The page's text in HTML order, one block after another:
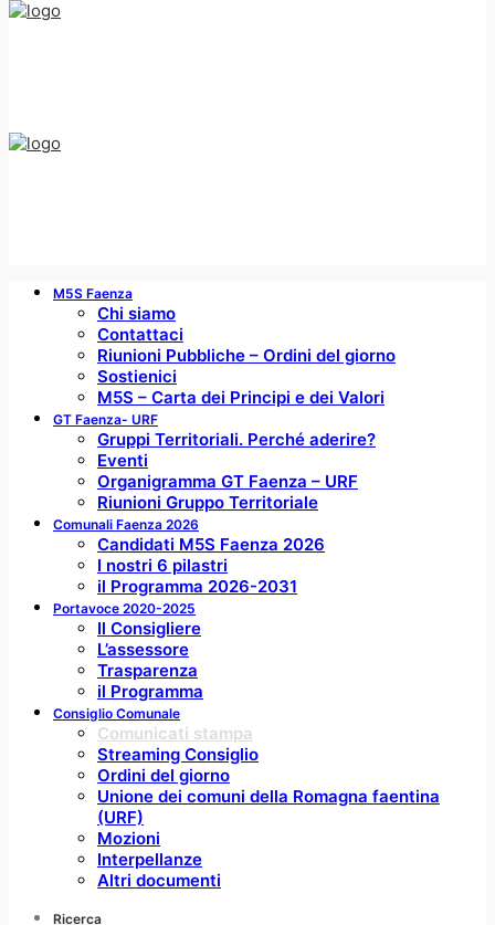
M5S Faenza
Chi siamo
Contattaci
Riunioni Pubbliche – Ordini del giorno
Sostienici
M5S – Carta dei Principi e dei Valori
GT Faenza- URF
Gruppi Territoriali. Perché aderire?
Eventi
Organigramma GT Faenza – URF
Riunioni Gruppo Territoriale
Comunali Faenza 2026
Candidati M5S Faenza 2026
I nostri 6 pilastri
il Programma 2026-2031
Portavoce 2020-2025
Il Consigliere
L’assessore
Trasparenza
il Programma
Consiglio Comunale
Comunicati stampa
Streaming Consiglio
Ordini del giorno
Unione dei comuni della Romagna faentina
(URF)
Mozioni
Interpellanze
Altri documenti
Ricerca